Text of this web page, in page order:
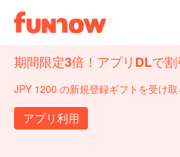
期間限定3倍！アプリDLで割
JPY 1200 の新規登録ギフトを受け取
アプリ利用